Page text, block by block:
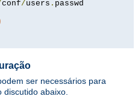
conf/users .
ser necessários para
abaixo.